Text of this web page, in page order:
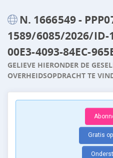
N. 1666549 -
1589/6085/2026/ID-
00E3-4093-84EC-
GELIEVE HIERONDER DE
OVERHEIDSOPDRACHT TE
Gratis